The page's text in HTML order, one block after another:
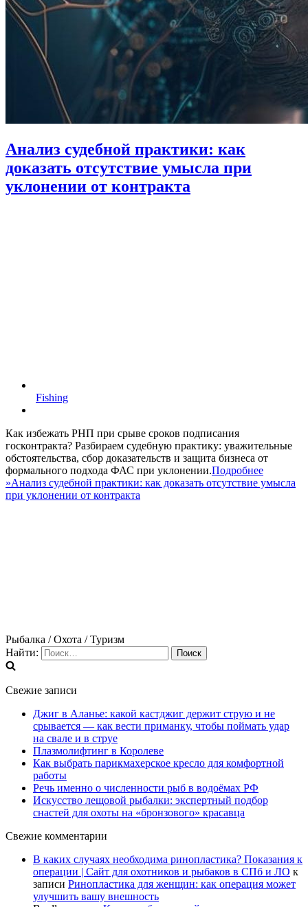
Анализ судебной практики: как
доказать отсутствие умысла при
уклонении от контракта
Fishing
Как избежать РНП при срыве сроков подписания
госконтракта? Разбираем судебную практику: уважительные
обстоятельства, сбор доказательств и защита бизнеса от
формального подхода ФАС при уклонении.Подробнее
»Анализ судебной практики: как доказать отсутствие умысла
при уклонении от контракта
Рыбалка / Охота / Туризм
Найти:
Свежие записи
Джиг в Аланье: какой кастджиг держит струю и не
срывается — как вести приманку, чтобы поймать удар
на свале и в струе
Плазмолифтинг в Королеве
Как выбрать парикмахерское кресло для комфортной
работы
Речь именно о численности рыб в водоёмах РФ
Искусство лещовой рыбалки: экспертный подбор
снастей для охоты на «бронзового» красавца
Свежие комментарии
В каких случаях необходима ринопластика? Показания к
операции | Сайт для охотников и рыбаков в СПб и ЛО к
записи Ринопластика для женщин: как операция может
улучшить вашу внешность